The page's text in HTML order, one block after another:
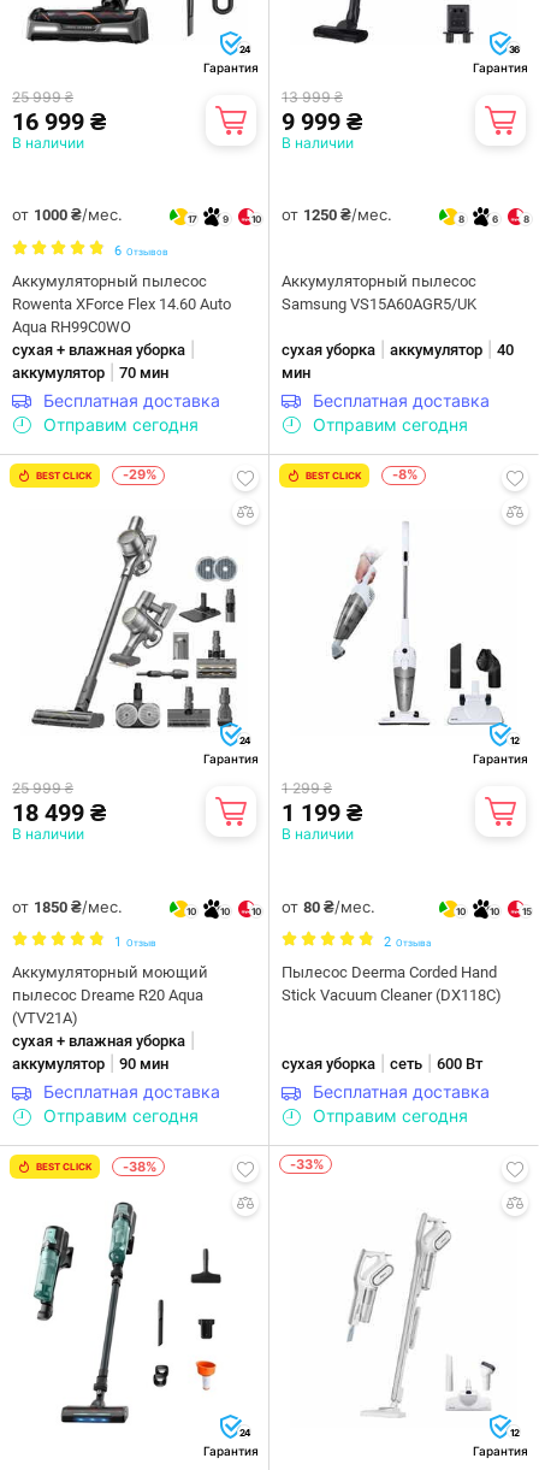
24
Гарантия
25 999 ₴
16 999 ₴
В наличии
от 1000 ₴/мес. 17 9 10
6 Отзывов
Аккумуляторный пылесос
Rowenta XForce Flex 14.60 Auto
Aqua RH99C0WO
сухая + влажная уборка
аккумулятор 70 мин
Бесплатная доставка
Отправим сегодня
36
Гарантия
13 999 ₴
9 999 ₴
В наличии
от 1250 ₴/мес. 8 6 8
Аккумуляторный пылесос
Samsung VS15A60AGR5/UK
сухая уборка аккумулятор
40
мин
Бесплатная доставка
Отправим сегодня
BEST CLICK -29%
24
Гарантия
25 999 ₴
18 499 ₴
В наличии
от 1850 ₴/мес. 10 10 10
1 Отзыв
Аккумуляторный моющий
пылесос Dreame R20 Aqua
(VTV21A)
сухая + влажная уборка
аккумулятор 90 мин
Бесплатная доставка
Отправим сегодня
BEST CLICK -8%
12
Гарантия
1 299 ₴
1 199 ₴
В наличии
от 80 ₴/мес. 10 10 15
2 Отзыва
Пылесос Deerma Corded Hand
Stick Vacuum Cleaner (DX118C)
сухая уборка сеть 600 Вт
Бесплатная доставка
Отправим сегодня
BEST CLICK -38%
24
Гарантия
-33%
12
Гарантия